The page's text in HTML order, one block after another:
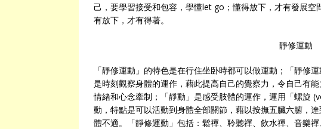
己，要學習接受和包容，學懂let go；懂得放下，才有發展空
有放下，才有得著。
靜修運動
「靜修運動」的特色是在行住坐卧時都可以做運動；「靜修
是時刻觀察身體的運作，藉此提高自己的覺察力，令自己有
情緒和心念牽制；「靜動」是感受肢體的運作，運用「螺旋
動，特點是可以活動到身體全部關節，藉以按撫五臟六腑，
體不適。「靜修運動」包括：鬆禪、聆聽禪、飲水禪、音樂